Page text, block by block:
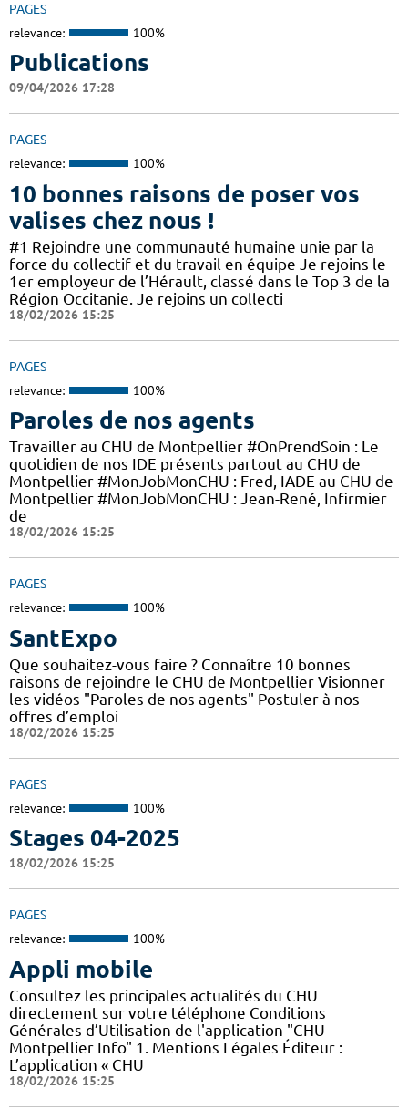
PAGES
relevance: 100%
Publications
09/04/2026 17:28
PAGES
relevance: 100%
10 bonnes raisons de poser vos
valises chez nous !
#1 Rejoindre une communauté humaine unie par la
force du collectif et du travail en équipe Je rejoins le
1er employeur de l’Hérault, classé dans le Top 3 de la
Région Occitanie. Je rejoins un collecti
18/02/2026 15:25
PAGES
relevance: 100%
Paroles de nos agents
Travailler au CHU de Montpellier #OnPrendSoin : Le
quotidien de nos IDE présents partout au CHU de
Montpellier #MonJobMonCHU : Fred, IADE au CHU de
Montpellier #MonJobMonCHU : Jean-René, Infirmier
de
18/02/2026 15:25
PAGES
relevance: 100%
SantExpo
Que souhaitez-vous faire ? Connaître 10 bonnes
raisons de rejoindre le CHU de Montpellier Visionner
les vidéos "Paroles de nos agents" Postuler à nos
offres d’emploi
18/02/2026 15:25
PAGES
relevance: 100%
Stages 04-2025
18/02/2026 15:25
PAGES
relevance: 100%
Appli mobile
Consultez les principales actualités du CHU
directement sur votre téléphone Conditions
Générales d’Utilisation de l'application "CHU
Montpellier Info" 1. Mentions Légales Éditeur :
L’application « CHU
18/02/2026 15:25